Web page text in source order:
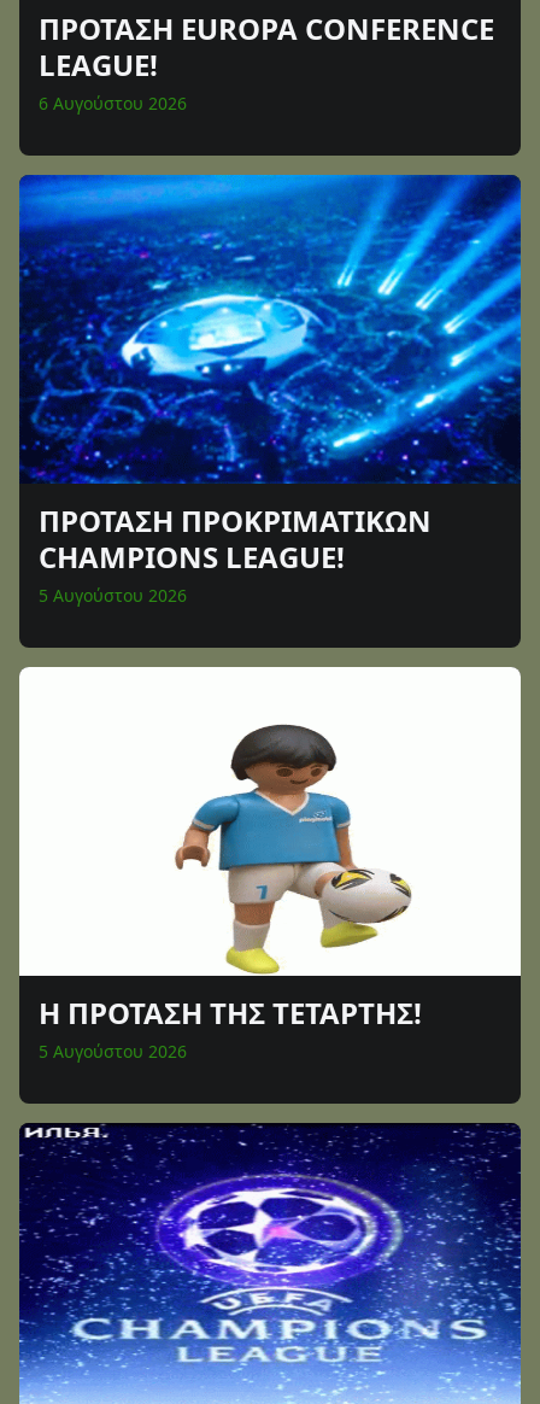
ΠΡΟΤΑΣΗ EUROPA CONFERENCE
LEAGUE!
6 Αυγούστου 2026
ΠΡΟΤΑΣΗ ΠΡΟΚΡΙΜΑΤΙΚΩΝ
CHAMPIONS LEAGUE!
5 Αυγούστου 2026
Η ΠΡΟΤΑΣΗ ΤΗΣ ΤΕΤΑΡΤΗΣ!
5 Αυγούστου 2026